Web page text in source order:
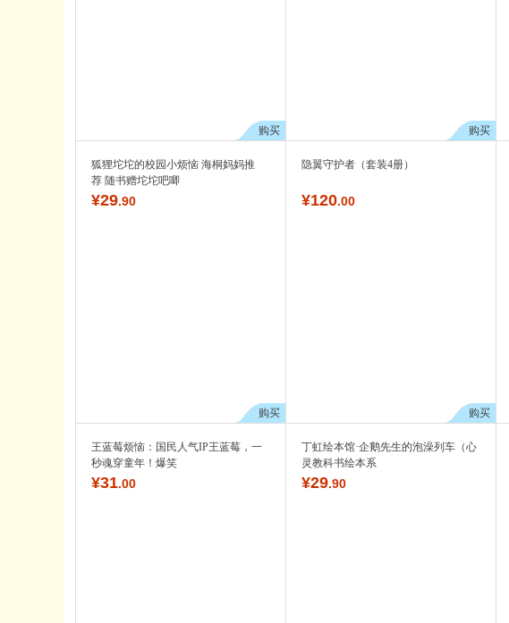
购买 购买
狐狸坨坨的校园小烦恼 海桐妈妈推
荐 随书赠坨坨吧唧
¥29.90
购买
隐翼守护者（套装4册）
¥120.00
购买
王蓝莓烦恼：国民人气IP王蓝莓，一
秒魂穿童年！爆笑
¥31.00
丁虹绘本馆·企鹅先生的泡澡列车（心
灵教科书绘本系
¥29.90